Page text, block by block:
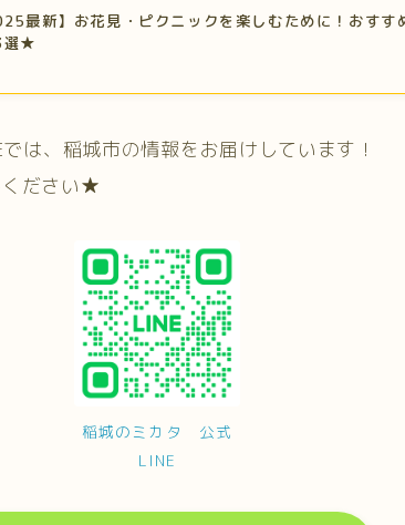
最新】お花見・ピクニックを楽しむために！おすす
選★
は、稲城市の情報をお届けしています！
ください★
稲城のミカタ 公式
LINE